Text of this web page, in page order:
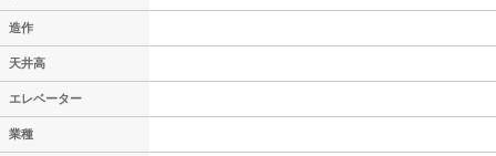
造作
天井高
エレベーター
業種